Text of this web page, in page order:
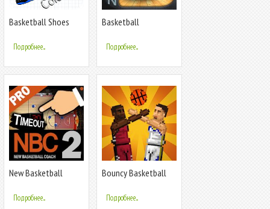
Basketball Shoes
Подробнее...
Basketball
Подробнее...
New Basketball
Подробнее...
Bouncy Basketball
Подробнее...